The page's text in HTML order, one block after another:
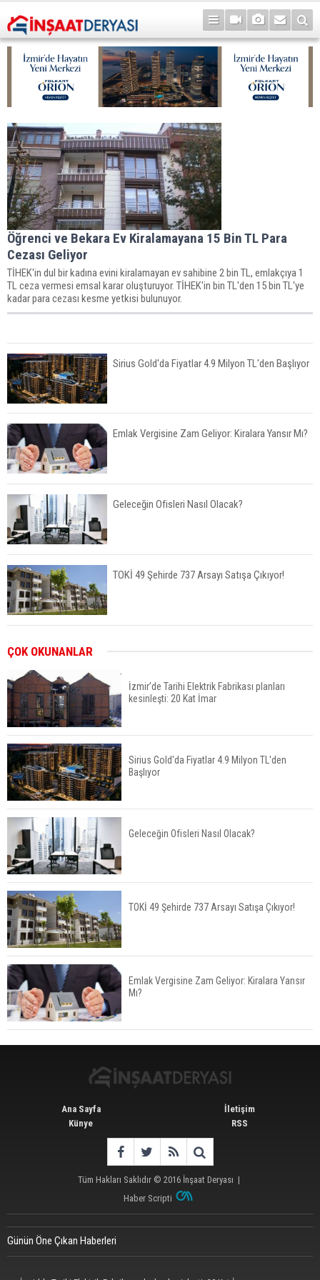
Öğrenci ve Bekara Ev Kiralamayana 15 Bin TL Para
Cezası Geliyor
TİHEK'in dul bir kadına evini kiralamayan ev sahibine 2 bin TL, emlakçıya 1
TL ceza vermesi emsal karar oluşturuyor. TİHEK'in bin TL'den 15 bin TL'ye
kadar para cezası kesme yetkisi bulunuyor.
Sirius Gold'da Fiyatlar 4.9 Milyon TL'den Başlıyor
Emlak Vergisine Zam Geliyor: Kiralara Yansır Mı?
Geleceğin Ofisleri Nasıl Olacak?
TOKİ 49 Şehirde 737 Arsayı Satışa Çıkıyor!
Fuzul’den Konut ve Araç Finansmanında Kişiye
Özel Terzi Usulü Planlama
Urla’da 8 Arsa 409 Milyon TL’ye Satışta
Kalyon İnşaat BAE'nin İlk Yüksek Hızlı Demiryolu
Hattını İnşa Ediyor
ABD'de Konut Kredisi Faizi Son Bir Yılın En
Yüksek Seviyesinde
TOKİ 51 İlde 540 Konut ve İş Yerini Satışa
Sunuyor
ÇOK OKUNANLAR
İzmir’de Tarihi Elektrik Fabrikası planları
kesinleşti: 20 Kat İmar
Sirius Gold'da Fiyatlar 4.9 Milyon TL'den
Başlıyor
Geleceğin Ofisleri Nasıl Olacak?
TOKİ 49 Şehirde 737 Arsayı Satışa Çıkıyor!
Emlak Vergisine Zam Geliyor: Kiralara Yansır
Mı?
Ana Sayfa
Künye
İletişim
RSS
Tüm Hakları Saklıdır © 2016 İnşaat Deryası |
Haber Scripti
Günün Öne Çıkan Haberleri